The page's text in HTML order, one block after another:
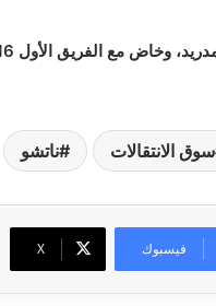
سوق الانتقالات ناتشو
فيسبوك ‫X